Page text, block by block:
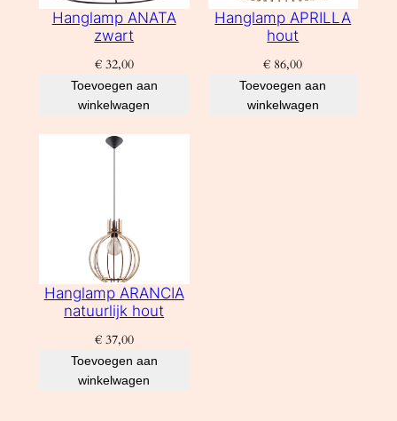
Hanglamp ANATA
zwart
€32,00
Toevoegen aan
winkelwagen
Hanglamp APRILLA
hout
€ 86,00
Toevoegen aan
winkelwagen
Hanglamp ARANCIA
natuurlijk hout
€37,00
Toevoegen aan
winkelwagen